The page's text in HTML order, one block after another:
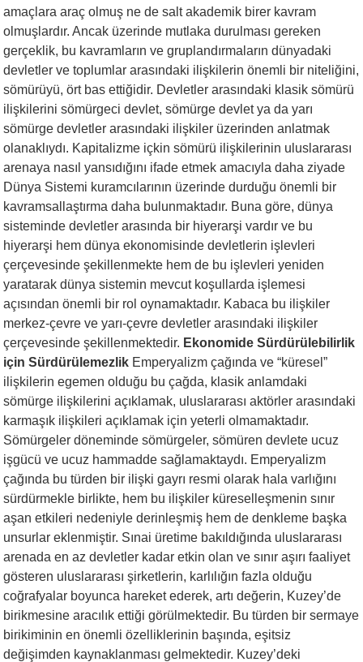
amaçlara araç olmuş ne de salt akademik birer kavram
olmuşlardır. Ancak üzerinde mutlaka durulması gereken
gerçeklik, bu kavramların ve gruplandırmaların dünyadaki
devletler ve toplumlar arasındaki ilişkilerin önemli bir niteliğini,
sömürüyü, ört bas ettiğidir. Devletler arasındaki klasik sömürü
ilişkilerini sömürgeci devlet, sömürge devlet ya da yarı
sömürge devletler arasındaki ilişkiler üzerinden anlatmak
olanaklıydı. Kapitalizme içkin sömürü ilişkilerinin uluslararası
arenaya nasıl yansıdığını ifade etmek amacıyla daha ziyade
Dünya Sistemi kuramcılarının üzerinde durduğu önemli bir
kavramsallaştırma daha bulunmaktadır. Buna göre, dünya
sisteminde devletler arasında bir hiyerarşi vardır ve bu
hiyerarşi hem dünya ekonomisinde devletlerin işlevleri
çerçevesinde şekillenmekte hem de bu işlevleri yeniden
yaratarak dünya sistemin mevcut koşullarda işlemesi
açısından önemli bir rol oynamaktadır. Kabaca bu ilişkiler
merkez-çevre ve yarı-çevre devletler arasındaki ilişkiler
çerçevesinde şekillenmektedir. Ekonomide Sürdürülebilirlik
için Sürdürülemezlik Emperyalizm çağında ve “küresel”
ilişkilerin egemen olduğu bu çağda, klasik anlamdaki
sömürge ilişkilerini açıklamak, uluslararası aktörler arasındaki
karmaşık ilişkileri açıklamak için yeterli olmamaktadır.
Sömürgeler döneminde sömürgeler, sömüren devlete ucuz
işgücü ve ucuz hammadde sağlamaktaydı. Emperyalizm
çağında bu türden bir ilişki gayrı resmi olarak hala varlığını
sürdürmekle birlikte, hem bu ilişkiler küreselleşmenin sınır
aşan etkileri nedeniyle derinleşmiş hem de denkleme başka
unsurlar eklenmiştir. Sınai üretime bakıldığında uluslararası
arenada en az devletler kadar etkin olan ve sınır aşırı faaliyet
gösteren uluslararası şirketlerin, karlılığın fazla olduğu
coğrafyalar boyunca hareket ederek, artı değerin, Kuzey’de
birikmesine aracılık ettiği görülmektedir. Bu türden bir sermaye
birikiminin en önemli özelliklerinin başında, eşitsiz
değişimden kaynaklanması gelmektedir. Kuzey’deki